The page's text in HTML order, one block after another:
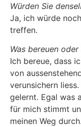
Würden Sie
Ja, ich würde
treffen.
Was bereuen
Ich bereue, dass
von
verunsichern
gelernt. Egal was
für mich stimmt
meinen Weg durch.